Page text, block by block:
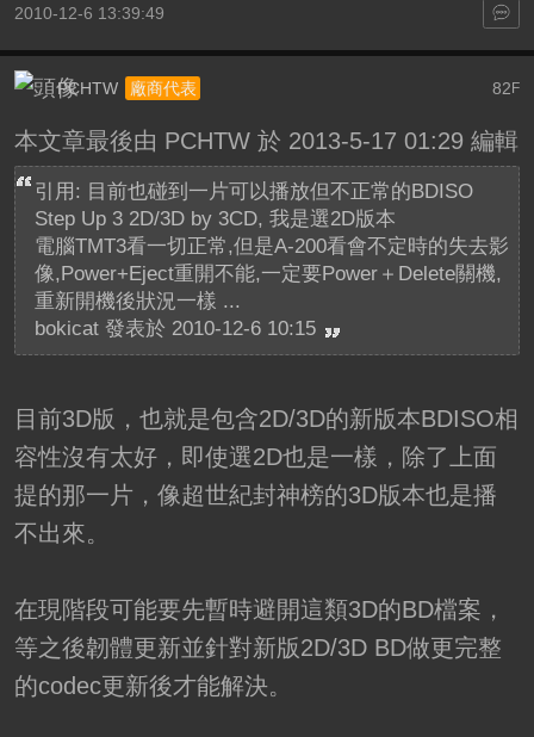
2010-12-6 13:39:49
82 F
PCHTW 廠商代表
本文章最後由 PCHTW 於 2013-5-17 01:29 編輯
引用: 目前也碰到一片可以播放但不正常的BDISO
Step Up 3 2D/3D by 3CD, 我是選2D版本
電腦TMT3看一切正常,但是A-200看會不定時的失去影
像,Power+Eject重開不能,一定要Power＋Delete關機,
重新開機後狀況一樣 ...
bokicat 發表於 2010-12-6 10:15
目前3D版，也就是包含2D/3D的新版本BDISO相
容性沒有太好，即使選2D也是一樣，除了上面
提的那一片，像超世紀封神榜的3D版本也是播
不出來。
在現階段可能要先暫時避開這類3D的BD檔案，
等之後韌體更新並針對新版2D/3D BD做更完整
的codec更新後才能解決。